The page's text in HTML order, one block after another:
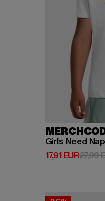
Girls Need
17,91 EUR
Derzeitiger Preis:
27,99